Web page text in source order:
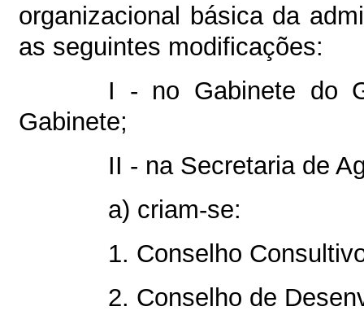
organizacional básica da
as seguintes modificações:
I - no Gabinete do
Gabinete;
II - na Secretaria de
a) criam-se:
1. Conselho
2. Conselho de